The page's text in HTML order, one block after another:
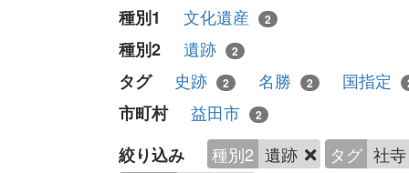
種別1 文化遺産 2
種別2 遺跡 2
タグ 史跡 2 名勝 2 国指定
市町村 益田市 2
絞り込み 種別2 遺跡 タグ 社